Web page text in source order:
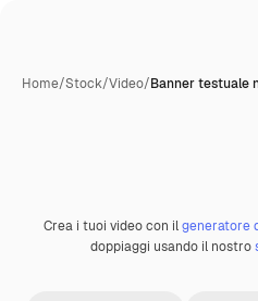
Home/Stock/Video/Banner testuale
PremiumCreata con IA
Crea i tuoi video con ilgeneratore
doppiaggi usando il nostro